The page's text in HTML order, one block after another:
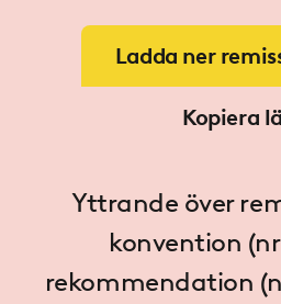
Ladda ner
Kopiera
Yttrande över
konvention
rekommendation